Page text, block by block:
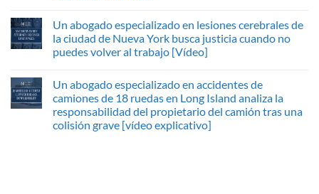
Un abogado especializado en lesiones cerebrales de
la ciudad de Nueva York busca justicia cuando no
puedes volver al trabajo [Vídeo]
Un abogado especializado en accidentes de
camiones de 18 ruedas en Long Island analiza la
responsabilidad del propietario del camión tras una
colisión grave [vídeo explicativo]